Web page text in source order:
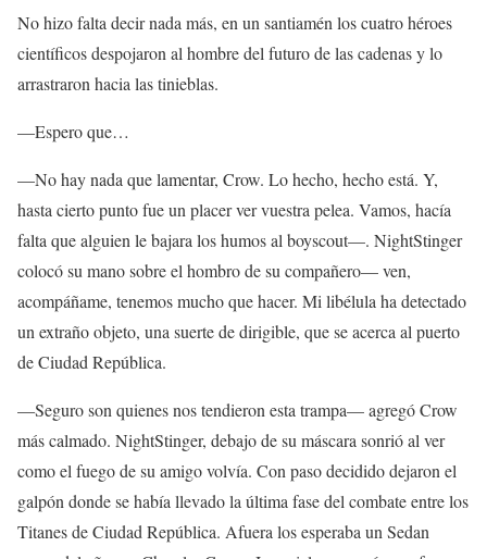
No hizo falta decir nada más, en un santiamén los cuatro héroes
científicos despojaron al hombre del futuro de las cadenas y lo
arrastraron hacia las tinieblas.
—Espero que…
—No hay nada que lamentar, Crow. Lo hecho, hecho está. Y,
hasta cierto punto fue un placer ver vuestra pelea. Vamos, hacía
falta que alguien le bajara los humos al boyscout—. NightStinger
colocó su mano sobre el hombro de su compañero— ven,
acompáñame, tenemos mucho que hacer. Mi libélula ha detectado
un extraño objeto, una suerte de dirigible, que se acerca al puerto
de Ciudad República.
—Seguro son quienes nos tendieron esta trampa— agregó Crow
más calmado. NightStinger, debajo de su máscara sonrió al ver
como el fuego de su amigo volvía. Con paso decidido dejaron el
galpón donde se había llevado la última fase del combate entre los
Titanes de Ciudad República. Afuera los esperaba un Sedan